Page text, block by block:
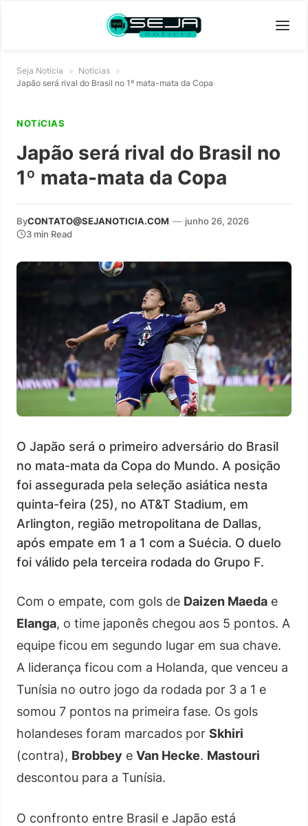
Seja Notícia » Notícias »
Japão será rival do Brasil no 1º mata-mata da Copa
NOTíCIAS
Japão será rival do Brasil no
1º mata-mata da Copa
ByCONTATO@SEJANOTICIA.COM — junho 26, 2026
3 min Read
O Japão será o primeiro adversário do Brasil
no mata-mata da Copa do Mundo. A posição
foi assegurada pela seleção asiática nesta
quinta-feira (25), no AT&T Stadium, em
Arlington, região metropolitana de Dallas,
após empate em 1 a 1 com a Suécia. O duelo
foi válido pela terceira rodada do Grupo F.
Com o empate, com gols de Daizen Maeda e
Elanga, o time japonês chegou aos 5 pontos. A
equipe ficou em segundo lugar em sua chave.
A liderança ficou com a Holanda, que venceu a
Tunísia no outro jogo da rodada por 3 a 1 e
somou 7 pontos na primeira fase. Os gols
holandeses foram marcados por Skhiri
(contra), Brobbey e Van Hecke. Mastouri
descontou para a Tunísia.
O confronto entre Brasil e Japão está